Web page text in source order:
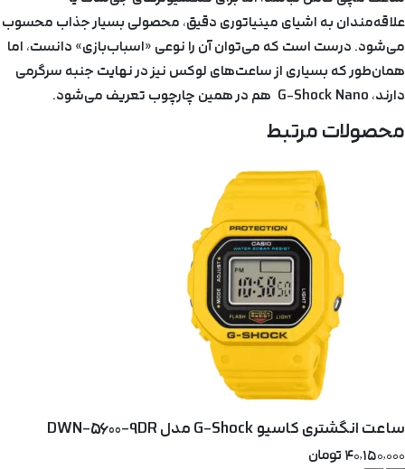
علاقه‌مندان به اشیای مینیاتوری دقیق، محصولی بسیار جذاب محسوب
می‌شود. درست است که می‌توان آن را نوعی «اسباب‌بازی» دانست، اما
همان‌طور که بسیاری از ساعت‌های لوکس نیز در نهایت جنبه سرگرمی
دارند، G-Shock Nano هم در همین چارچوب تعریف می‌شود.
محصولات مرتبط
ساعت انگشتری کاسیو G‑Shock مدل DWN-5600-9DR
۴۰٬۱۵۰٬۰۰۰ تومان